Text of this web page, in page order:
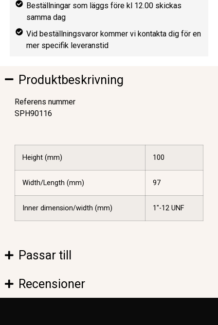
Beställningar som läggs före kl 12.00 skickas
samma dag
Vid beställningsvaror kommer vi kontakta dig för en
mer specifik leveranstid
Produktbeskrivning
Referens nummer
SPH90116
Height (mm) 100
Width/Length (mm) 97
Inner dimension/width (mm) 1″-12 UNF
Passar till
Recensioner